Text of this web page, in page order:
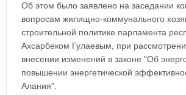
Об этом было заявлено на заседании
вопросам жилищно-коммунального
строительной политике парламента
Ахсарбеком Гулаевым, при
внесении изменений в законе "Об
повышении энергетической
Алания".